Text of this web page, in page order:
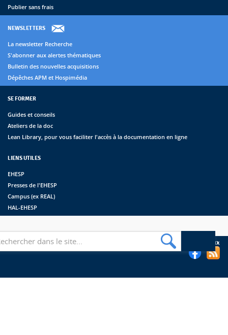
Publier sans frais
NEWSLETTERS
La newsletter Recherche
S'abonner aux alertes thématiques
Bulletin des nouvelles acquisitions
Dépêches APM et Hospimédia
SE FORMER
Guides et conseils
Ateliers de la doc
Lean Library, pour vous faciliter l'accès à la documentation en ligne
LIENS UTILES
EHESP
Presses de l'EHESP
Campus (ex REAL)
HAL-EHESP
Suivez les bibliothèques de l'EHESP sur les réseaux sociaux